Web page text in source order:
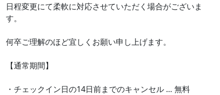
日程変更にて柔軟に対応させていただく場合がございま
す。
何卒ご理解のほど宜しくお願い申し上げます。
【通常期間】
・チェックイン日の14日前までのキャンセル … 無料